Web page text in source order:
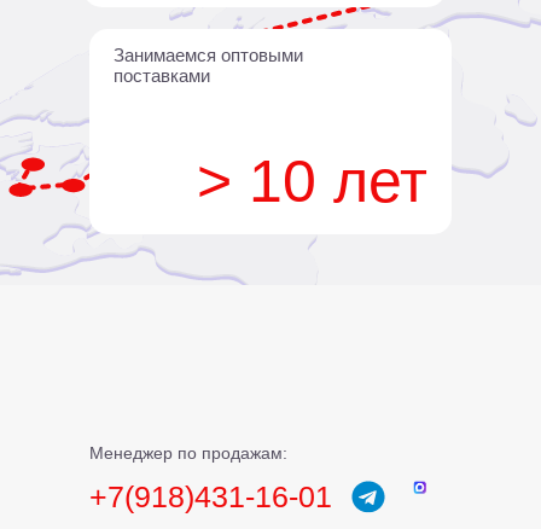
> 10 лет
Занимаемся оптовыми
поставками
Менеджер по продажам:
+7(918)431-16-01